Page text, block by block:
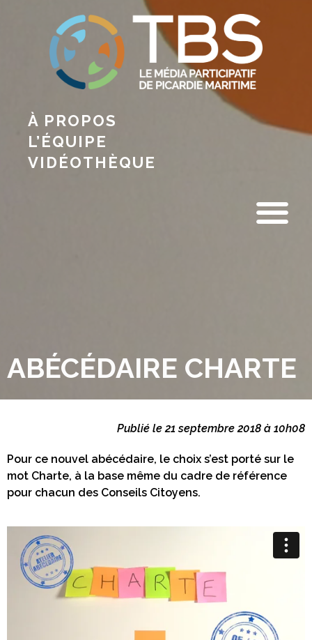
À PROPOS
L’ÉQUIPE
VIDÉOTHÈQUE
ABÉCÉDAIRE CHARTE
Publié le 21 septembre 2018 à 10h08
Pour ce nouvel abécédaire, le choix s’est porté sur le
mot Charte, à la base même du cadre de référence
pour chacun des Conseils Citoyens.